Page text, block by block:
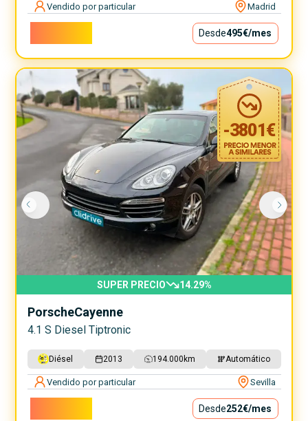
Vendido por particular Madrid
Desde495€/mes
-3801€
SUPER PRECIO 14.29%
PorscheCayenne
4.1 S Diesel Tiptronic
Diésel 2013 194.000 km Automático
Vendido por particular Sevilla
Desde252€/mes